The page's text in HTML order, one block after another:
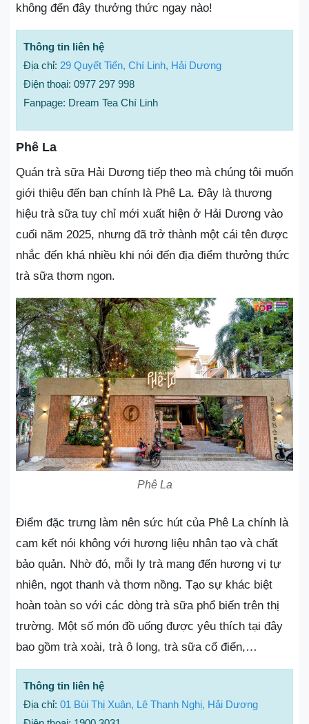
không đến đây thưởng thức ngay nào!
Thông tin liên hệ
Địa chỉ: 29 Quyết Tiến, Chí Linh, Hải Dương
Điện thoại: 0977 297 998
Fanpage: Dream Tea Chí Linh
Phê La
Quán trà sữa Hải Dương tiếp theo mà chúng tôi muốn
giới thiệu đến bạn chính là Phê La. Đây là thương
hiệu trà sữa tuy chỉ mới xuất hiện ở Hải Dương vào
cuối năm 2025, nhưng đã trở thành một cái tên được
nhắc đến khá nhiều khi nói đến địa điểm thưởng thức
trà sữa thơm ngon.
Phê La
Điểm đặc trưng làm nên sức hút của Phê La chính là
cam kết nói không với hương liệu nhân tạo và chất
bảo quản. Nhờ đó, mỗi ly trà mang đến hương vị tự
nhiên, ngọt thanh và thơm nồng. Tạo sự khác biệt
hoàn toàn so với các dòng trà sữa phổ biến trên thị
trường. Một số món đồ uống được yêu thích tại đây
bao gồm trà xoài, trà ô long, trà sữa cổ điển,…
Thông tin liên hệ
Địa chỉ: 01 Bùi Thị Xuân, Lê Thanh Nghị, Hải Dương